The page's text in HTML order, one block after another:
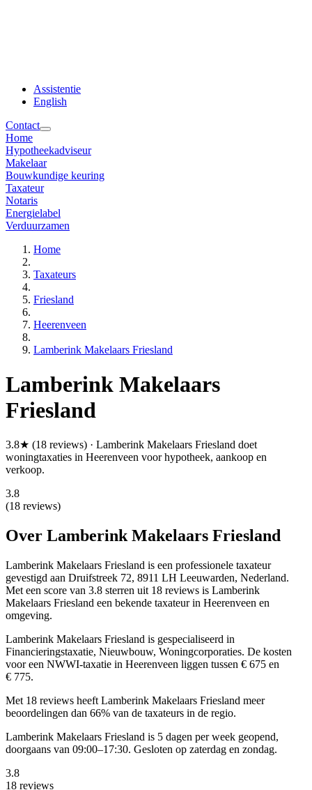
Assistentie
English
Contact
Home
Hypotheekadviseur
Makelaar
Bouwkundige keuring
Taxateur
Notaris
Energielabel
Verduurzamen
Home
Taxateurs
Friesland
Heerenveen
Lamberink Makelaars Friesland
Lamberink Makelaars
Friesland
3.8★ (18 reviews) · Lamberink Makelaars Friesland doet
woningtaxaties in Heerenveen voor hypotheek, aankoop en
verkoop.
3.8
(18 reviews)
Over Lamberink Makelaars Friesland
Lamberink Makelaars Friesland is een professionele taxateur
gevestigd aan Druifstreek 72, 8911 LH Leeuwarden, Nederland.
Met een score van 3.8 sterren uit 18 reviews is Lamberink
Makelaars Friesland een bekende taxateur in Heerenveen en
omgeving.
Lamberink Makelaars Friesland is gespecialiseerd in
Financieringstaxatie, Nieuwbouw, Woningcorporaties. De kosten
voor een NWWI-taxatie in Heerenveen liggen tussen € 675 en
€ 775.
Met 18 reviews heeft Lamberink Makelaars Friesland meer
beoordelingen dan 66% van de taxateurs in de regio.
Lamberink Makelaars Friesland is 5 dagen per week geopend,
doorgaans van 09:00–17:30. Gesloten op zaterdag en zondag.
3.8
18 reviews